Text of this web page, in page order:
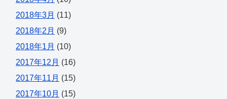
2018年3月 (11)
2018年2月 (9)
2018年1月 (10)
2017年12月 (16)
2017年11月 (15)
2017年10月 (15)